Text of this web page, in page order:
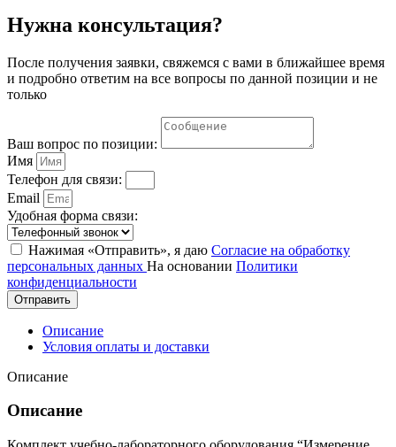
Нужна консультация?
После получения заявки, свяжемся с вами в ближайшее время
и подробно ответим на все вопросы по данной позиции и не
только
Ваш вопрос по позиции:
Имя
Телефон для связи:
Email
Удобная форма связи:
Нажимая «Отправить», я даю Согласие на обработку
персональных данных На основании Политики
конфиденциальности
Отправить
Описание
Условия оплаты и доставки
Описание
Описание